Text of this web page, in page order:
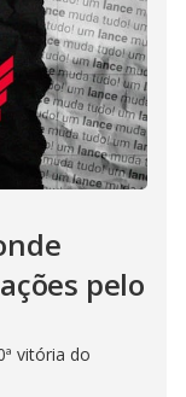
pelo
vitória do